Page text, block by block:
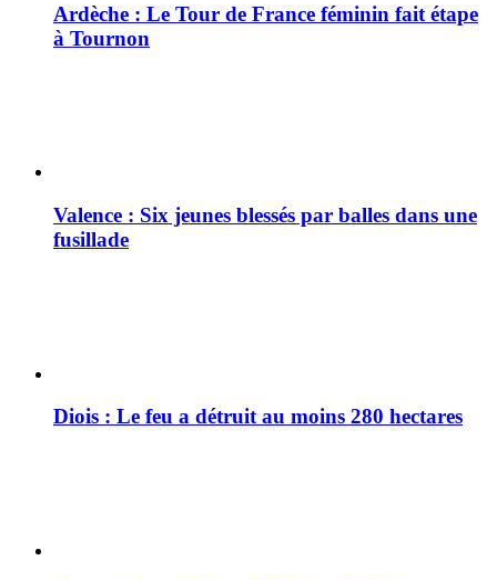
Ardèche : Le Tour de France féminin fait étape
à Tournon
Valence : Six jeunes blessés par balles dans une
fusillade
Diois : Le feu a détruit au moins 280 hectares